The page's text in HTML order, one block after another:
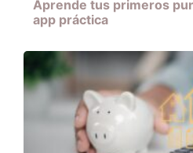
Aprende tus primeros
app práctica